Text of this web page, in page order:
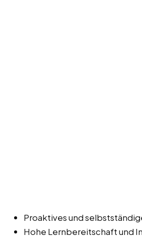
Proaktives und
Hohe Lernbereitschaft und